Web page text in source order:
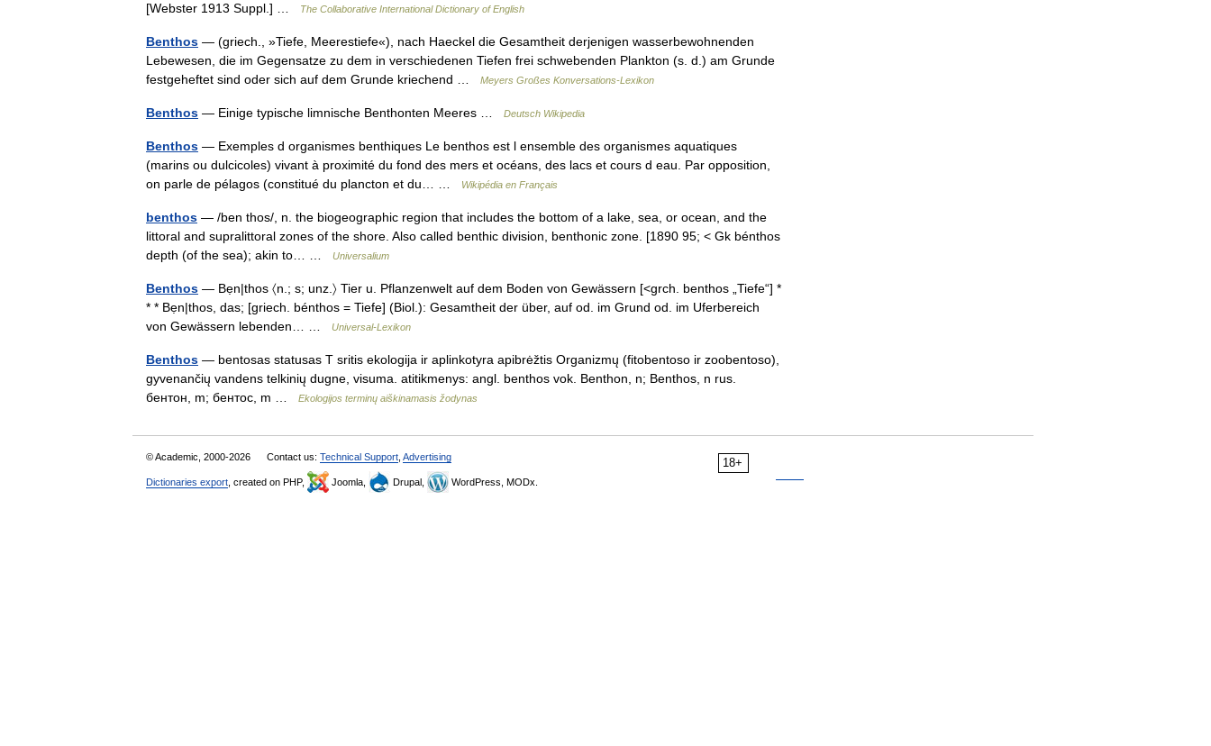
[Webster 1913 Suppl.] …
The Collaborative International Dictionary of English
Benthos — (griech., »Tiefe, Meerestiefe«), nach Haeckel die Gesamtheit derjenigen wasserbewohnenden
Lebewesen, die im Gegensatze zu dem in verschiedenen Tiefen frei schwebenden Plankton (s. d.) am Grunde
festgeheftet sind oder sich auf dem Grunde kriechend …
Meyers Großes Konversations-Lexikon
Benthos — Einige typische limnische Benthonten Meeres … Deutsch Wikipedia
Benthos — Exemples d organismes benthiques Le benthos est l ensemble des organismes aquatiques
(marins ou dulcicoles) vivant à proximité du fond des mers et océans, des lacs et cours d eau. Par opposition,
on parle de pélagos (constitué du plancton et du… …
Wikipédia en Français
benthos — /ben thos/, n. the biogeographic region that includes the bottom of a lake, sea, or ocean, and the
littoral and supralittoral zones of the shore. Also called benthic division, benthonic zone. [1890 95; < Gk bénthos
depth (of the sea); akin to… …
Universalium
Benthos — Bẹn|thos 〈n.; s; unz.〉 Tier u. Pflanzenwelt auf dem Boden von Gewässern [<grch. benthos „Tiefe“] *
* * Bẹn|thos, das; [griech. bénthos = Tiefe] (Biol.): Gesamtheit der über, auf od. im Grund od. im Uferbereich
von Gewässern lebenden… …
Universal-Lexikon
Benthos — bentosas statusas T sritis ekologija ir aplinkotyra apibrėžtis Organizmų (fitobentoso ir zoobentoso),
gyvenančių vandens telkinių dugne, visuma. atitikmenys: angl. benthos vok. Benthon, n; Benthos, n rus.
бентон, m; бентос, m …
Ekologijos terminų aiškinamasis žodynas
18+
© Academic, 2000-2026 Contact us: Technical Support Advertising
Dictionaries export , created on PHP, Joomla, Drupal, WordPress, MODx.